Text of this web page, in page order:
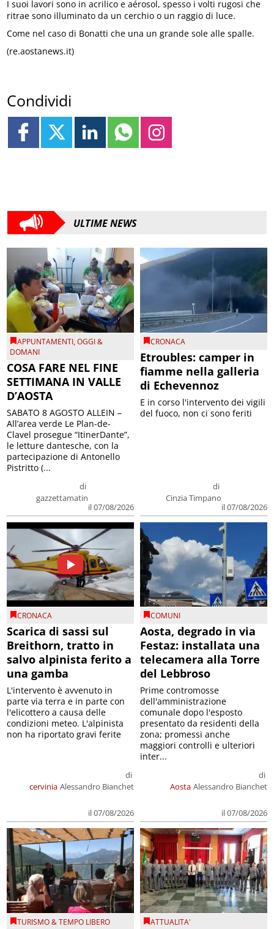
I suoi lavori sono in acrilico e aérosol, spesso i volti rugosi che
ritrae sono illuminato da un cerchio o un raggio di luce.
Come nel caso di Bonatti che una un grande sole alle spalle.
(re.aostanews.it)
Condividi
ULTIME NEWS
APPUNTAMENTI,OGGI &
DOMANI
COSA FARE NEL FINE
SETTIMANA IN VALLE
D’AOSTA
di
gazzettamatin
il 07/08/2026
SABATO 8 AGOSTO ALLEIN –
All’area verde Le Plan-de-
Clavel prosegue “ItinerDante”,
le letture dantesche, con la
partecipazione di Antonello
Pistritto (...
CRONACA
Etroubles: camper in
fiamme nella galleria
di Echevennoz
di
Cinzia Timpano
il 07/08/2026
E in corso l'intervento dei vigili
del fuoco, non ci sono feriti
CRONACA
Scarica di sassi sul
Breithorn, tratto in
salvo alpinista ferito a
una gamba
cervinia
di
Alessandro Bianchet
il 07/08/2026
L'intervento è avvenuto in
parte via terra e in parte con
l'elicottero a causa delle
condizioni meteo. L'alpinista
non ha riportato gravi ferite
COMUNI
Aosta, degrado in via
Festaz: installata una
telecamera alla Torre
del Lebbroso
Aosta
di
Alessandro Bianchet
il 07/08/2026
Prime contromosse
dell'amministrazione
comunale dopo l'esposto
presentato da residenti della
zona; promessi anche
maggiori controlli e ulteriori
inter...
TURISMO & TEMPO LIBERO ATTUALITA'